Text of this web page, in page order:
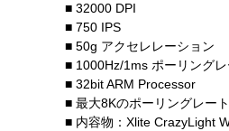
■ 32000 DPI
■ 750 IPS
■ 50g アクセレレーション
■ 1000Hz/1ms ポーリングレ
■ 32bit ARM Processor
■ 最大8Kのポーリングレー
■ 内容物：Xlite CrazyLight